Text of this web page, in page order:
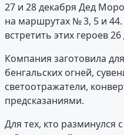
27 и 28 декабря Дед
на маршрутах № 3, 5 и
встретить этих героев
Компания заготовила
бенгальских огней,
светоотражатели,
предсказаниями.
Для тех, кто разминулся